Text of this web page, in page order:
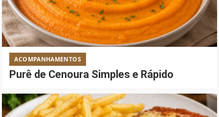
ACOMPANHAMENTOS
Purê de Cenoura Simples e Rápido